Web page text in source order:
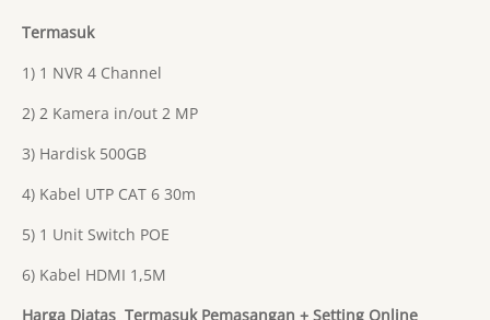
Termasuk
1) 1 NVR 4 Channel
2) 2 Kamera in/out 2 MP
3) Hardisk 500GB
4) Kabel UTP CAT 6 30m
5) 1 Unit Switch POE
6) Kabel HDMI 1,5M
Harga Diatas Termasuk Pemasangan + Setting Online